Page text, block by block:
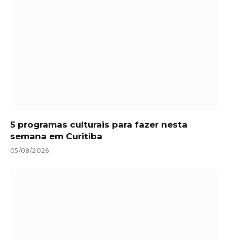
5 programas culturais para fazer nesta
semana em Curitiba
05/08/2026